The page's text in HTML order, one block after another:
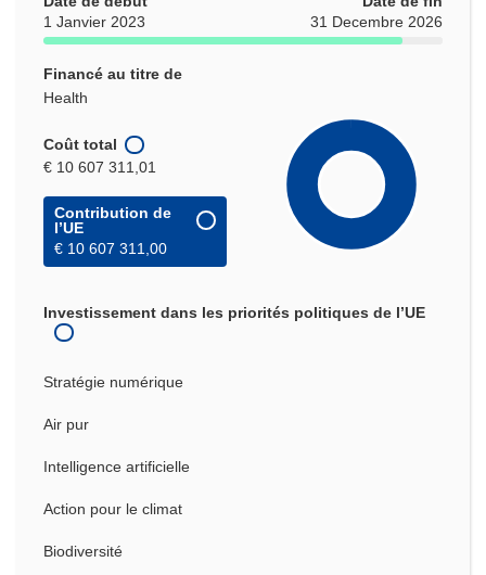
1 Janvier 2023
31 Decembre 2026
Financé au titre de
Health
Coût total
€ 10 607 311,01
Contribution de
l’UE
€ 10 607 311,00
Investissement dans les priorités politiques de l’UE
Stratégie numérique
Air pur
Intelligence artificielle
Action pour le climat
Biodiversité